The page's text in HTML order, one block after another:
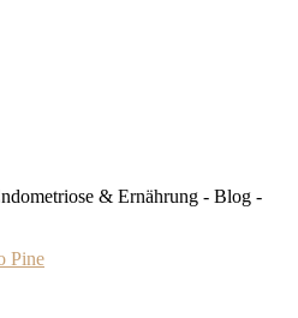
& Ernährung - Blog -
Pine